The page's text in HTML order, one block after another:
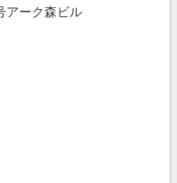
アーク森ビル